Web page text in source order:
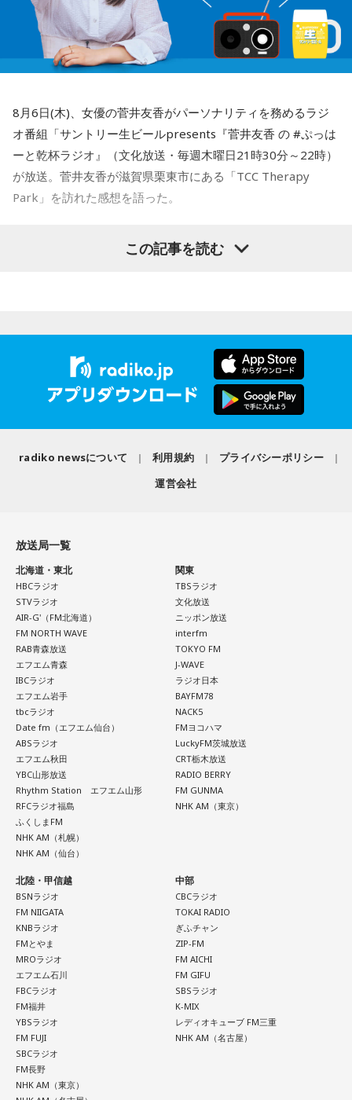
木曜の放送をradikoで聴く
まだまだ間に合う夏の旅行計画！
航空・旅行アナリストの鳥海高太朗さんをゲストにお得旅行
情報をお届けします
＜8月12日(水)のTOPICS＞
アーリー選曲✕アナログタロウの初コラボ！
放送1400回記念！
オールアーリー選曲✕アナログタロウの初コラボ！
＜8月14日(金)のTOPICS＞
AWAKE
一日を、人生を前向きにするきっかけをリスナーと共に
考える、情報番組の先にある、BAYFM 朝の情”考”番
組！
毎週月～金曜日6:00～8:57
DJ：有馬隼人（月～木曜日担当）/柴田幸子(金
曜日担当)
mail:awake@bayfm.co.jp
X:＠AWAKE_again
月曜の放送を聴く
火曜の放送を聴く
水曜の放送を聴く
木曜の放送を聴く
金曜の放送を聴く
8月6日(木)、女優の菅井友香がパーソナリティを務めるラジ
オ番組「サントリー生ビールpresents『菅井友香 の #ぷっは
ーと乾杯ラジオ』（文化放送・毎週木曜日21時30分～22時）
が放送。菅井友香が滋賀県栗東市にある「TCC Therapy
Park」を訪れた感想を語った。
-「素晴らしい素敵な取り組み」-
TCC Therapy Parkは「馬を救い、人を助ける」をコンセプト
に、競走馬として活躍した後、ケガやさまざまな事情によっ
して、全国の乗馬施設に繋げたり、ホースセラピーで活躍す
る道を探すなど、馬たちの“第二の馬生”を支えている。
な、素晴らしい素敵な取り組みだなと実際に行かせていただ
いて思いました」と感想を述べ、競走生活を終えた馬たちが
新たな役割を得られる環境の大切さを実感したという。
また、菅井は競馬の仕事をきっかけにTCCの活動を知ったそ
うで、東京都内にある「BafunYasai TCC CAFE」にも訪れた
ことがあるという。そこで新鮮な野菜を味わったり馬関連グ
ッズを購入した経験を紹介し、店舗での利用が馬たちの支援
につながることから、興味を持った人へ足を運ぶことを呼び
かけた。
さらに、ホースセラピーについても自身の経験を交えて語っ
た。大学時代に所属していた馬術部では、地域の子どもたち
を招いた体験会が行われており、馬に乗ることで身体を自然
に動かすきっかけになったり、高い視点から景色を見ること
で自信や自己肯定感につながったりする姿を目にしていたと
いう。
今回の訪問を通じて、馬が競技や競走だけではなく、さまざ
まな形で人を支える存在であることを改めて感じた菅井。
「いろいろな形で人を助けてくれる馬たちが今後もいろいろ
な場所で幸せに暮らせるようになったらいいな」と願いを語
った。
この記事を読む
radiko newsについて 利用規約
プライバシーポリシー
運営会社
放送局一覧
北海道・東北
HBCラジオ
STVラジオ
AIR-G'（FM北海道）
FM NORTH WAVE
RAB青森放送
エフエム青森
IBCラジオ
エフエム岩手
tbcラジオ
Date fm（エフエム仙台）
ABSラジオ
エフエム秋田
YBC山形放送
Rhythm Station エフエム山形
RFCラジオ福島
ふくしまFM
NHK AM（札幌）
NHK AM（仙台）
関東
TBSラジオ
文化放送
ニッポン放送
interfm
TOKYO FM
J-WAVE
ラジオ日本
BAYFM78
NACK5
FMヨコハマ
LuckyFM茨城放送
CRT栃木放送
RADIO BERRY
FM GUNMA
NHK AM（東京）
北陸・甲信越
BSNラジオ
FM NIIGATA
KNBラジオ
FMとやま
MROラジオ
エフエム石川
FBCラジオ
FM福井
YBSラジオ
FM FUJI
SBCラジオ
FM長野
NHK AM（東京）
中部
CBCラジオ
TOKAI RADIO
ぎふチャン
ZIP-FM
FM AICHI
FM GIFU
SBSラジオ
K-MIX
レディオキューブ FM三重
NHK AM（名古屋）